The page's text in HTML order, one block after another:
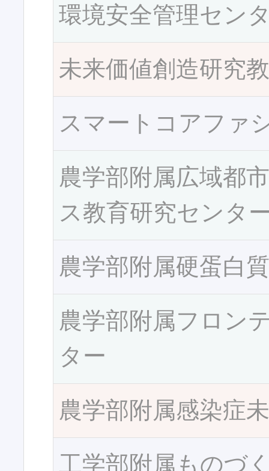
環境安全管理セン
未来価値創造研究
スマートコアファ
農学部附属広域都
ス教育研究センタ
農学部附属硬蛋白
農学部附属フロン
ター
農学部附属感染症
工学部附属ものづ